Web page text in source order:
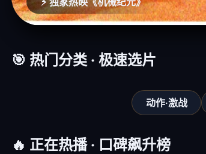
🎯 热门分类 · 极速选片
动作·激战
🔥 正在热播 · 口碑飙升榜